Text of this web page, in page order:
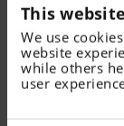
This
We use
website
while others
user